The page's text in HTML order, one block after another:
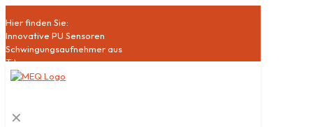
Hier finden Sie:
Innovative PU Sensoren
Schwingungsaufnehmer aus
Titan
Hochsensible Mikrophone
Klasse1 Schallpegelmesser
✕